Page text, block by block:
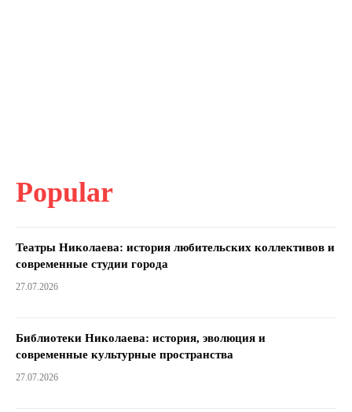
Popular
Театры Николаева: история любительских коллективов и
современные студии города
27.07.2026
Библиотеки Николаева: история, эволюция и
современные культурные пространства
27.07.2026